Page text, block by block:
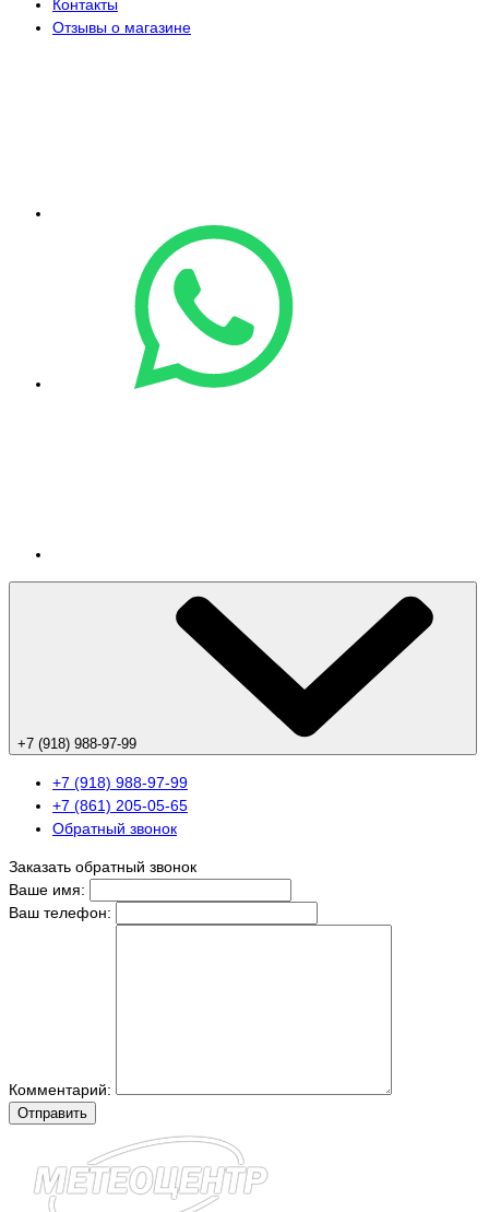
Контакты
Отзывы о магазине
+7 (918) 988-97-99
+7 (918) 988-97-99
+7 (861) 205-05-65
Обратный звонок
Заказать обратный звонок
Ваше имя:
Ваш телефон:
Комментарий:
Отправить